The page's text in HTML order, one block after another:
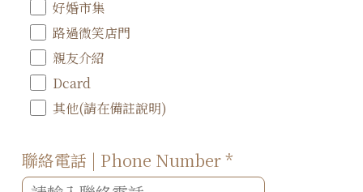
好婚市集
路過微笑店門
親友介紹
Dcard
其他(請在備註說明)
聯絡電話 | Phone Number*